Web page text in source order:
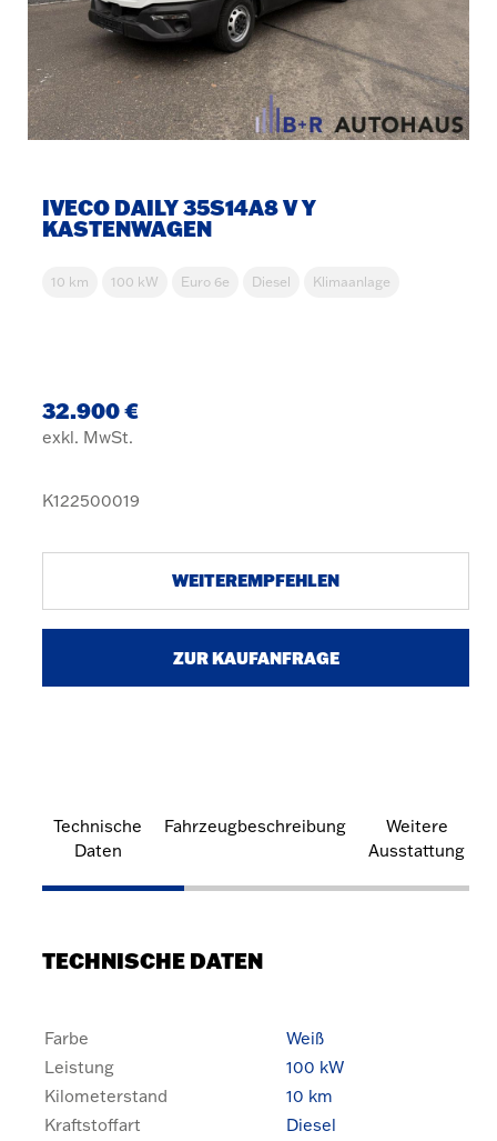
IVECO DAILY 35S14A8 V Y
KASTENWAGEN
10 km 100 kW Euro 6e Diesel Klimaanlage
32.900 €
exkl. MwSt.
K122500019
WEITEREMPFEHLEN
ZUR KAUFANFRAGE
Technische
Daten
Fahrzeugbeschreibung
Weitere
Ausstattung
TECHNISCHE DATEN
Farbe
Weiß
Leistung
100 kW
Kilometerstand
10 km
Kraftstoffart
Diesel